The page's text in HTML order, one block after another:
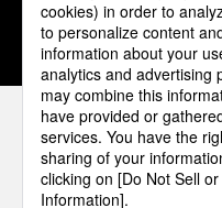
1 2
パナソニックの